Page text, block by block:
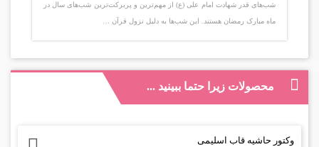
شب‌های قدر شهادت امام علی (ع) از مهم‌ترین و پربرکت‌ترین شب‌های سال در
ماه مبارک رمضان هستند. این شب‌ها به دلیل نزول قرآن …
محصولات زیرا حتما ببینید ...
وکتور حاشیه قاب اسلیمی